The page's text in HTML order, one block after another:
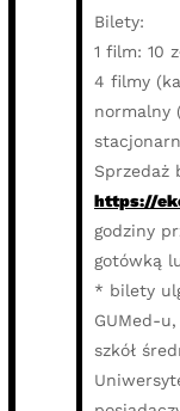
Bilety:
1 film: 10
4 filmy
normalny
Sprzedaż
https://
godziny
gotówką
* bilety
GUMed-
szkół